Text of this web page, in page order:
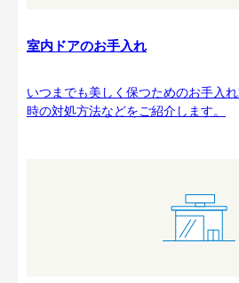
室内ドアのお手入れ
いつまでも美しく保つためのお手入
時の対処方法などをご紹介します。